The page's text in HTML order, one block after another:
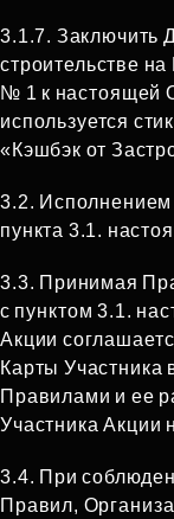
3.1.7. Заключить
строительстве
№ 1 к настоящей
используется
«Кэшбэк от
3.2.
пункта 3.1.
3.3. Принимая
с пунктом 3.1.
Акции
Карты Участника
Правилами и ее
Участника Акции
3.4. При
Правил,